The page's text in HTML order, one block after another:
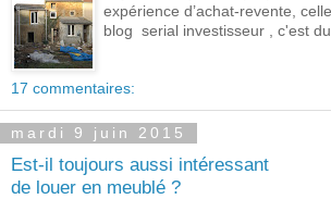
expérience d’achat-revente,
blog serial investisseur , c'est du
17 commentaires:
mardi 9 juin 2015
Est-il toujours aussi intéressant
de louer en meublé ?